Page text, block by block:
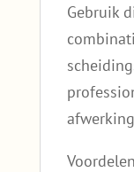
Gebruik